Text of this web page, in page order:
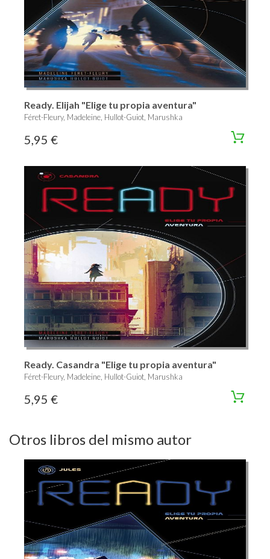
Ready. Elijah "Elige tu propia aventura"
Féret-Fleury, Madeleine, Hullot-Guiot, Marushka
5,95 €
Ready. Casandra "Elige tu propia aventura"
Féret-Fleury, Madeleine, Hullot-Guiot, Marushka
5,95 €
Otros libros del mismo autor